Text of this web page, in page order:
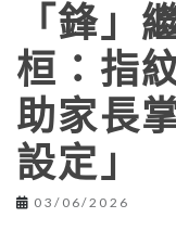
「鋒」
桓：指
助家長
設定」
03/06/2026